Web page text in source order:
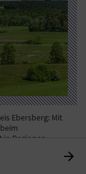
Ebersberg: Mit
Regionen
Flächenziele (2
images / Udo
